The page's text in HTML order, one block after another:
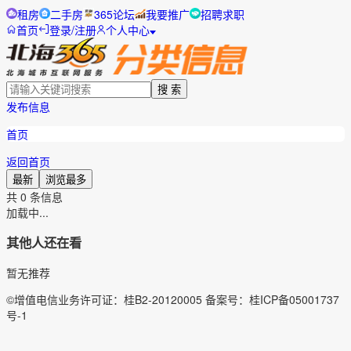
租房 二手房 365论坛 我要推广
招聘求职
首页
登录/注册 个人中心
搜 索
发布信息
首页
返回首页
最新 浏览最多
共 0 条信息
加载中...
其他人还在看
暂无推荐
©增值电信业务许可证：桂B2-20120005 备案号：桂ICP备05001737
号-1